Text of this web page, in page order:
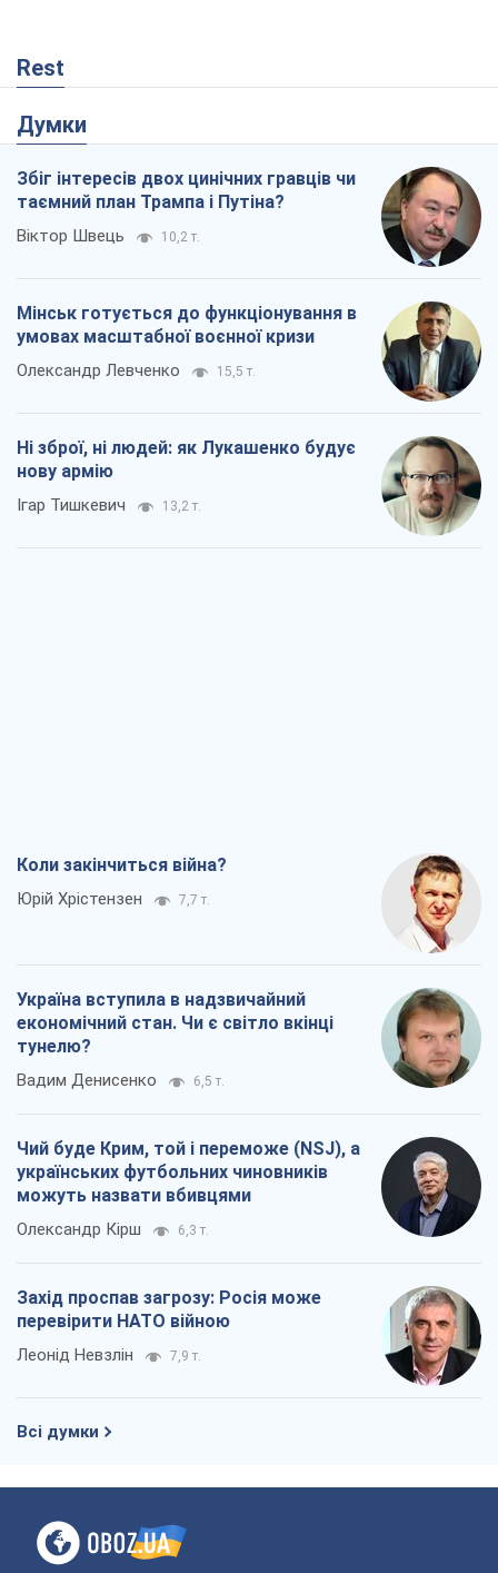
Rest
Думки
Збіг інтересів двох цинічних гравців чи
таємний план Трампа і Путіна?
Віктор Швець 10,2 т.
Мінськ готується до функціонування в
умовах масштабної воєнної кризи
Олександр Левченко 15,5 т.
Ні зброї, ні людей: як Лукашенко будує
нову армію
Ігар Тишкевич 13,2 т.
Коли закінчиться війна?
Юрій Хрістензен 7,7 т.
Україна вступила в надзвичайний
економічний стан. Чи є світло вкінці
тунелю?
Вадим Денисенко 6,5 т.
Чий буде Крим, той і переможе (NSJ), а
українських футбольних чиновників
можуть назвати вбивцями
Олександр Кірш 6,3 т.
Захід проспав загрозу: Росія може
перевірити НАТО війною
Леонід Невзлін 7,9 т.
Всі думки